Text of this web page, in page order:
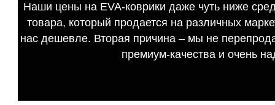
Наши цены на EVA-коврики даже чуть ниже
товара, который продается на различных
нас дешевле. Вторая причина – мы не
премиум-качества и очень